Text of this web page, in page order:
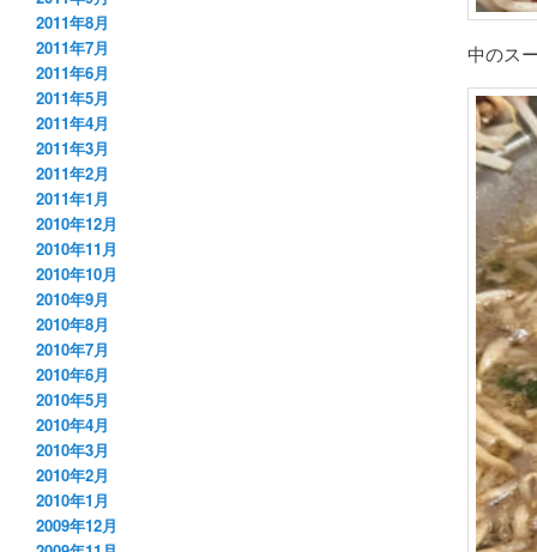
中のス
2011年8月
2011年7月
2011年6月
2011年5月
2011年4月
2011年3月
2011年2月
2011年1月
2010年12月
2010年11月
2010年10月
2010年9月
2010年8月
2010年7月
2010年6月
2010年5月
2010年4月
2010年3月
2010年2月
2010年1月
2009年12月